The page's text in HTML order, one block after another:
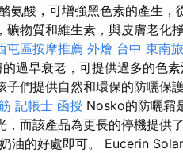
氨酸，可增強黑色素的產生，
物質和維生素，與皮膚老化
屯區按摩推薦 外燴 台中 東南
過早衰老，可提供過多的色
子們提供自然和環保的防曬保
記帳士 函授 Nosko的防曬霜
而該產品為更長的停機提供了
油的好處即可。 Eucerin Solar